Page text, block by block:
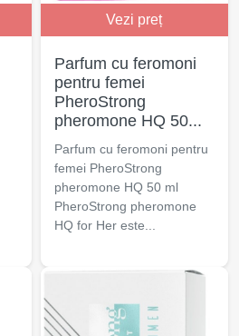
Vezi preț
Parfum cu feromoni
pentru femei
PheroStrong
pheromone HQ 50...
Parfum cu feromoni pentru
femei PheroStrong
pheromone HQ 50 ml
PheroStrong pheromone
HQ for Her este...